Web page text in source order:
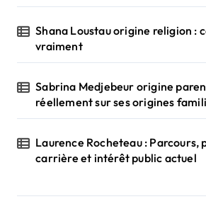
Shana Loustau origine religion :
vraiment
Sabrina Medjebeur origine
réellement sur ses origines
Laurence Rocheteau : Parcours,
carrière et intérêt public actuel